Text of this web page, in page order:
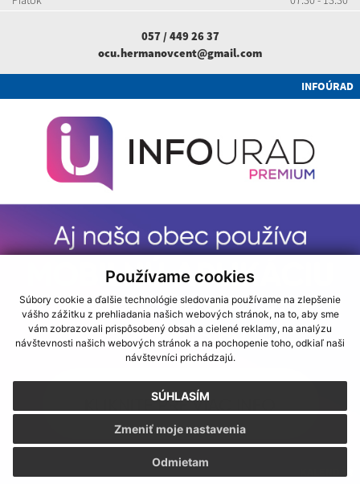
Používame cookies
Súbory cookie a ďalšie technológie sledovania používame na zlepšenie
vášho zážitku z prehliadania našich webových stránok, na to, aby sme
vám zobrazovali prispôsobený obsah a cielené reklamy, na analýzu
návštevnosti našich webových stránok a na pochopenie toho, odkiaľ naši
návštevníci prichádzajú.
SÚHLASÍM
Odmietam
Zmeniť moje nastavenia
057 / 449 26 37
ocu.hermanovcent@gmail.com
INFOÚRAD
KALENDÁR